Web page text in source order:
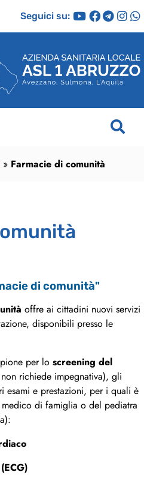
Seguici su:
» Farmacie di comunità
di comunità"
offre ai cittadini nuovi servizi
disponibili presso le
per lo screening del
richiede impegnativa), gli
esami e prestazioni, per i quali è
di famiglia o del pediatra